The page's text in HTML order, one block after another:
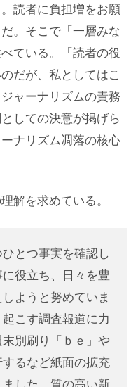
読者に負担増をお願
。そこで「一層みな
ている。「読者の役
だが、私としてはこ
ャーナリズムの責務
しての決意が掲げら
ナリズム凋落の核心
解を求めている。
とつ事実を確認し
役立ち、日々を豊
ようと努めていま
こす調査報道に力
別刷り「ｂｅ」や
するなど紙面の拡充